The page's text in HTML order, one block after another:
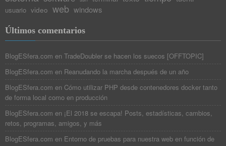
usuario video web windows
Últimos comentarios
BlogESfera.com en TradeDoubler se hacen los suecos [OFFTOPIC]
BlogESfera.com en Reanudando la marcha después de un año
BlogESfera.com en Cómo utilizar PHP desde contenedores docker tanto
de forma local como en producción
BlogESfera.com en ¡El 2018 se escapa! Posts, estadísticas, cambios,
retos, programas, amigos, y más
BlogESfera.com en Entorno de pruebas para nuestra web en función de